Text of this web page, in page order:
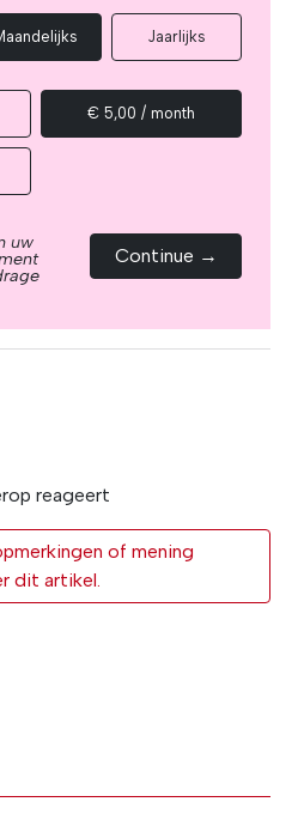
Jaarlijks
€ 5,00 / month
uw
Continue →
reageert
of mening
dit artikel.